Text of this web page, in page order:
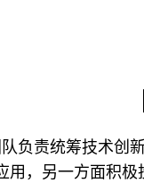
队负责统筹技术
用，另一方面积极